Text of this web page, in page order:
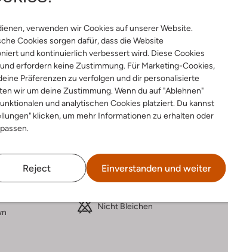
verwenden wir Cookies auf unserer Website.
Cookies sorgen dafür, dass die Website
und kontinuierlich verbessert wird. Diese Cookies
erfordern keine Zustimmung. Für Marketing-Cookies,
Präferenzen zu verfolgen und dir personalisierte
wir um deine Zustimmung. Wenn du auf "Ablehnen"
und analytischen Cookies platziert. Du kannst
klicken, um mehr Informationen zu erhalten oder
Reject Einverstanden und weiter
& Rückgabe
&
Waschanleitung
Max. 150 °C
Nicht in den Trockner
Nicht Bleichen